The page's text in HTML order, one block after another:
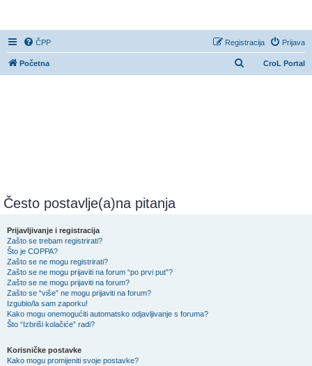
ČPP Prijava
Registracija
CroL Portal
Početna
Često postavlje(a)na pitanja
Prijavljivanje i registracija
Zašto se trebam registrirati?
Što je COPPA?
Zašto se ne mogu registrirati?
Zašto se ne mogu prijaviti na forum “po prvi put”?
Zašto se ne mogu prijaviti na forum?
Zašto se “više” ne mogu prijaviti na forum?
Izgubio/la sam zaporku!
Kako mogu onemogućiti automatsko odjavljivanje s foruma?
Što “Izbriši kolačiće” radi?
Korisničke postavke
Kako mogu promijeniti svoje postavke?